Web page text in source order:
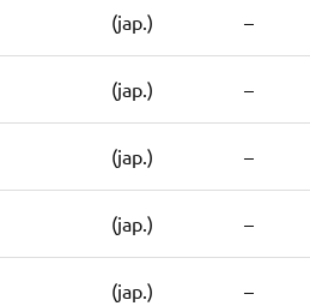
(jap.) –
(jap.) –
(jap.) –
(jap.) –
(jap.) –